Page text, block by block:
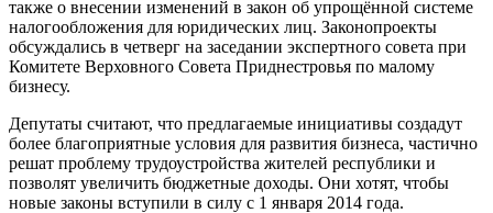
также о внесении изменений в закон об упрощённой системе
налогообложения для юридических лиц. Законопроекты
обсуждались в четверг на заседании экспертного совета при
Комитете Верховного Совета Приднестровья по малому
бизнесу.
Депутаты считают, что предлагаемые инициативы создадут
более благоприятные условия для развития бизнеса, частично
решат проблему трудоустройства жителей республики и
позволят увеличить бюджетные доходы. Они хотят, чтобы
новые законы вступили в силу с 1 января 2014 года.